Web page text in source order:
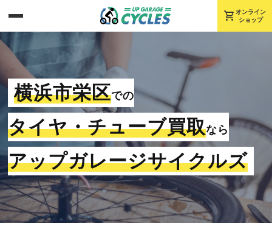
shopping_cart オンライン
ショップ
横浜市栄区での
タイヤ・チューブ買取なら
アップガレージサイクルズ